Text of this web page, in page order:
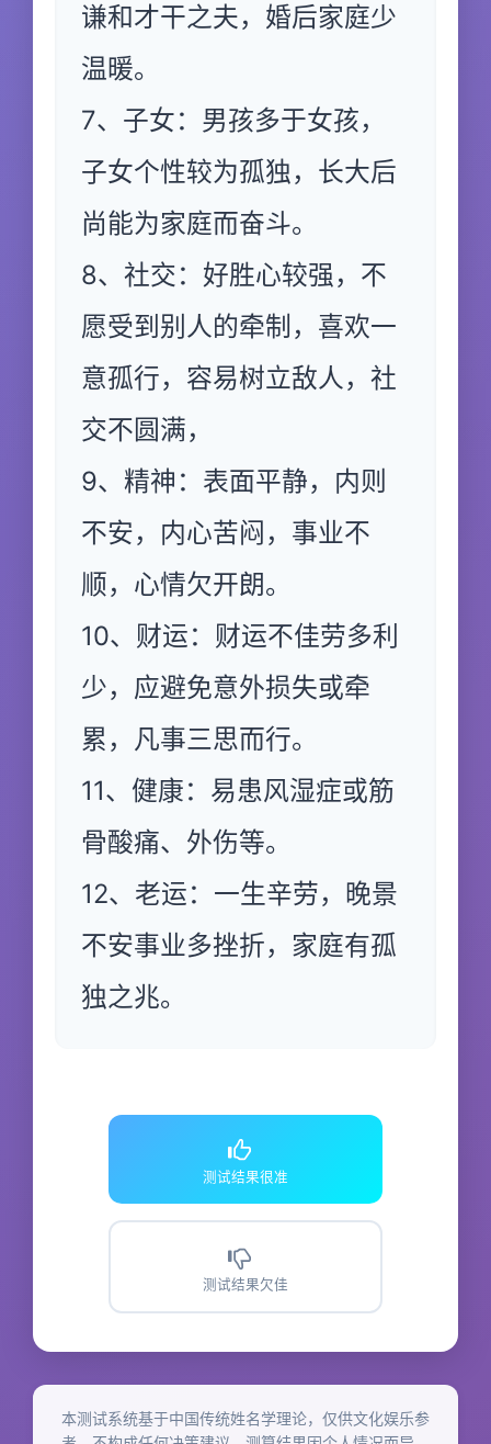
谦和才干之夫，婚后家庭少
温暖。
7、子女：男孩多于女孩，
子女个性较为孤独，长大后
尚能为家庭而奋斗。
8、社交：好胜心较强，不
愿受到别人的牵制，喜欢一
意孤行，容易树立敌人，社
交不圆满，
9、精神：表面平静，内则
不安，内心苦闷，事业不
顺，心情欠开朗。
10、财运：财运不佳劳多利
少，应避免意外损失或牵
累，凡事三思而行。
11、健康：易患风湿症或筋
骨酸痛、外伤等。
12、老运：一生辛劳，晚景
不安事业多挫折，家庭有孤
独之兆。
测试结果很准
测试结果欠佳
本测试系统基于中国传统姓名学理论，仅供文化娱乐参